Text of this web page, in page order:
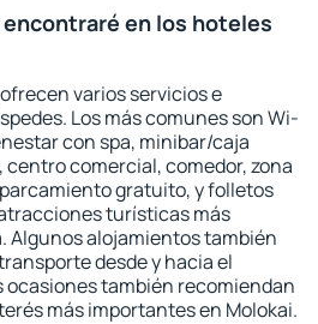
en los hoteles
varios servicios e
Los más comunes son Wi-
con spa, minibar/caja
comercial, comedor, zona
gratuito, y folletos
turísticas más
Algunos alojamientos también
desde y hacia el
ocasiones también recomiendan
más importantes en Molokai.